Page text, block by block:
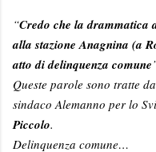
“Credo che la drammatica
alla stazione Anagnina (a
atto di delinquenza comune
Queste parole sono tratte
sindaco Alemanno per lo
Piccolo.
Delinquenza comune…